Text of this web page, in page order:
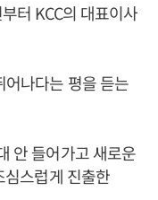
터 KCC의 대표이사
나다는 평을 듣는
안 들어가고 새로운
스럽게 진출한